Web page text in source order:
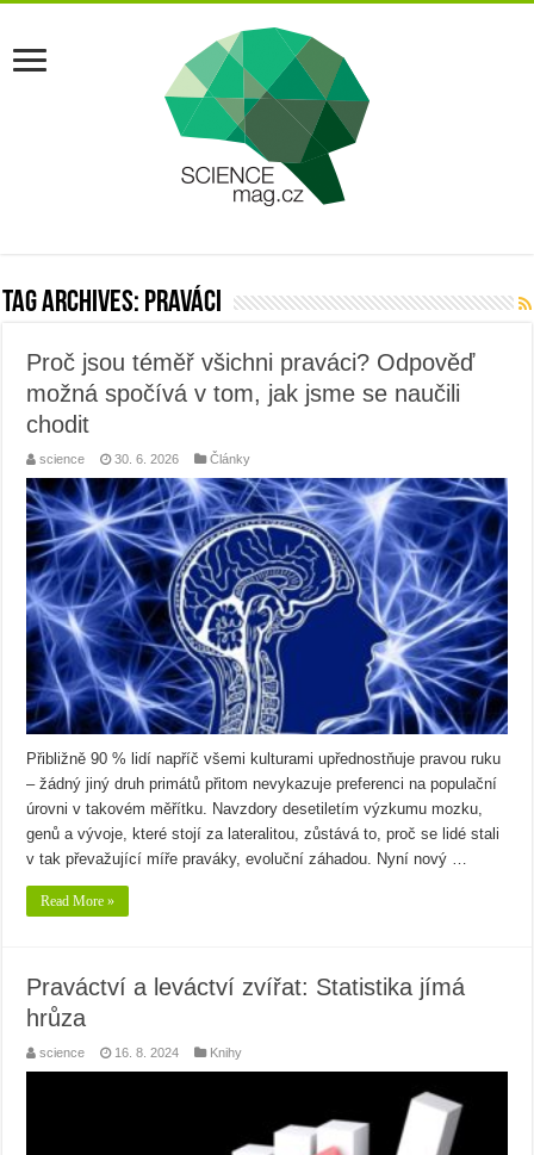
Tag Archives: praváci
Proč jsou téměř všichni praváci? Odpověď
možná spočívá v tom, jak jsme se naučili
chodit
science 30. 6. 2026 Články
Přibližně 90 % lidí napříč všemi kulturami upřednostňuje pravou ruku
– žádný jiný druh primátů přitom nevykazuje preferenci na populační
úrovni v takovém měřítku. Navzdory desetiletím výzkumu mozku,
genů a vývoje, které stojí za lateralitou, zůstává to, proč se lidé stali
v tak převažující míře praváky, evoluční záhadou. Nyní nový …
Read More »
Praváctví a leváctví zvířat: Statistika jímá
hrůza
science 16. 8. 2024 Knihy